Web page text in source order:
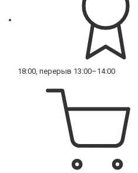
18:00, перерыв 13:00–14:00